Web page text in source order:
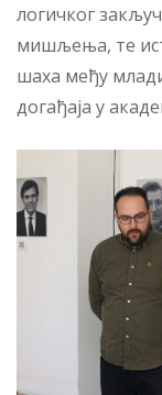
логичког
мишљења, те
шаха међу
догађаја у